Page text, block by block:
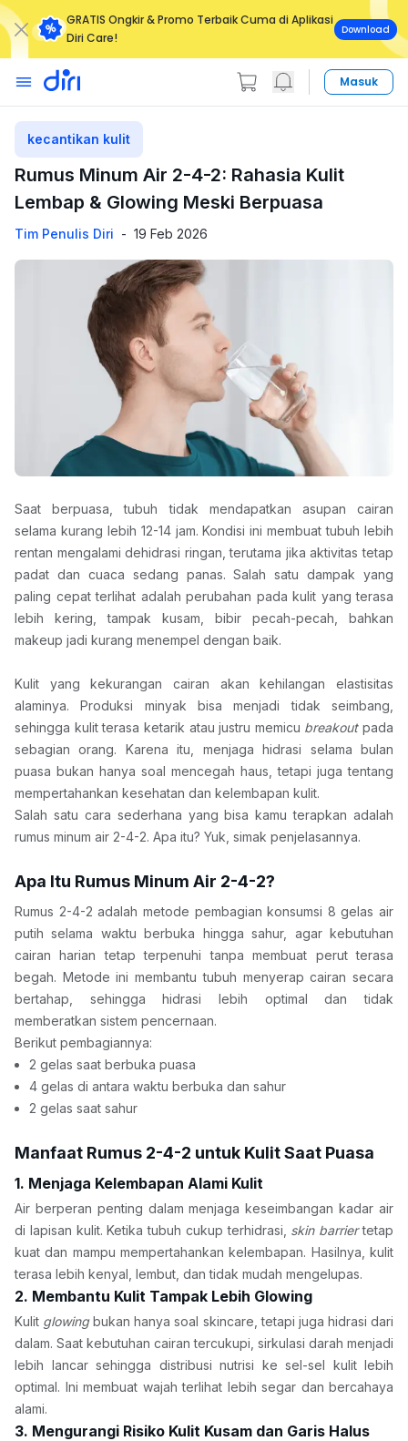
GRATIS Ongkir & Promo Terbaik Cuma di Aplikasi
Diri Care!
Download
Masuk
kecantikan kulit
Rumus Minum Air 2-4-2: Rahasia Kulit
Lembap & Glowing Meski Berpuasa
Tim Penulis Diri - 19 Feb 2026
Saat berpuasa, tubuh tidak mendapatkan asupan cairan
selama kurang lebih 12-14 jam. Kondisi ini membuat tubuh lebih
rentan mengalami dehidrasi ringan, terutama jika aktivitas tetap
padat dan cuaca sedang panas. Salah satu dampak yang
paling cepat terlihat adalah perubahan pada kulit yang terasa
lebih kering, tampak kusam, bibir pecah-pecah, bahkan
makeup jadi kurang menempel dengan baik.
Kulit yang kekurangan cairan akan kehilangan elastisitas
alaminya. Produksi minyak bisa menjadi tidak seimbang,
sehingga kulit terasa ketarik atau justru memicu breakout pada
sebagian orang. Karena itu, menjaga hidrasi selama bulan
puasa bukan hanya soal mencegah haus, tetapi juga tentang
mempertahankan kesehatan dan kelembapan kulit.
Salah satu cara sederhana yang bisa kamu terapkan adalah
rumus minum air 2-4-2. Apa itu? Yuk, simak penjelasannya.
Apa Itu Rumus Minum Air 2-4-2?
Rumus 2-4-2 adalah metode pembagian konsumsi 8 gelas air
putih selama waktu berbuka hingga sahur, agar kebutuhan
cairan harian tetap terpenuhi tanpa membuat perut terasa
begah. Metode ini membantu tubuh menyerap cairan secara
bertahap, sehingga hidrasi lebih optimal dan tidak
memberatkan sistem pencernaan.
Berikut pembagiannya:
2 gelas saat berbuka puasa
4 gelas di antara waktu berbuka dan sahur
2 gelas saat sahur
Manfaat Rumus 2-4-2 untuk Kulit Saat Puasa
1. Menjaga Kelembapan Alami Kulit
Air berperan penting dalam menjaga keseimbangan kadar air
di lapisan kulit. Ketika tubuh cukup terhidrasi, skin barrier tetap
kuat dan mampu mempertahankan kelembapan. Hasilnya, kulit
terasa lebih kenyal, lembut, dan tidak mudah mengelupas.
2. Membantu Kulit Tampak Lebih Glowing
Kulit glowing bukan hanya soal skincare, tetapi juga hidrasi dari
dalam. Saat kebutuhan cairan tercukupi, sirkulasi darah menjadi
lebih lancar sehingga distribusi nutrisi ke sel-sel kulit lebih
optimal. Ini membuat wajah terlihat lebih segar dan bercahaya
alami.
3. Mengurangi Risiko Kulit Kusam dan Garis Halus